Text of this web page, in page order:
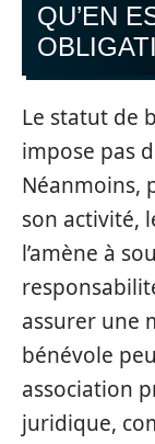
QU’EN
Le statut de
impose pas
Néanmoins,
son activité,
l’amène à
assurer une
bénévole
association
juridique,